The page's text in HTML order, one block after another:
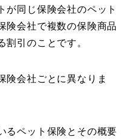
が同じ保険会社のペット
険会社で複数の保険商品
割引のことです。
険会社ごとに異なりま
るペット保険とその概要